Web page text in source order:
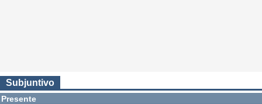
Subjuntivo
Presente